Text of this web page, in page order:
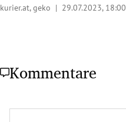
kurier.at, geko | 29.07.2023, 18:00
Kommentare